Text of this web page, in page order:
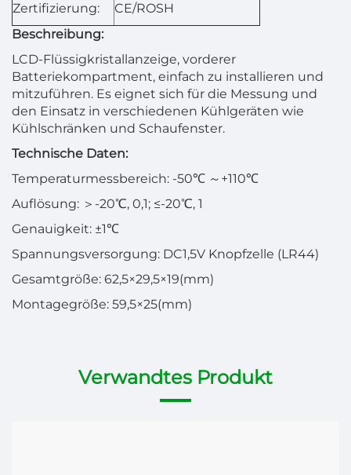
Zertifizierung:
CE/ROSH
Beschreibung:
LCD-Flüssigkristallanzeige, vorderer
Batteriekompartment, einfach zu installieren und
mitzuführen. Es eignet sich für die Messung und
den Einsatz in verschiedenen Kühlgeräten wie
Kühlschränken und Schaufenster.
Technische Daten:
Temperaturmessbereich: -50℃ ～ +110℃
Auflösung: ＞ -20℃, 0,1; ≤-20℃, 1
Genauigkeit: ±1℃
Spannungsversorgung: DC1,5V Knopfzelle (LR44)
Gesamtgröße: 62,5×29,5×19(mm)
Montagegröße: 59,5×25(mm)
Verwandtes Produkt